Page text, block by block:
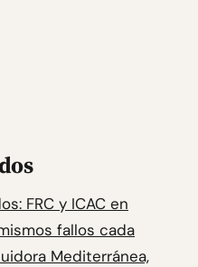
FRC y ICAC en
fallos cada
Mediterránea,